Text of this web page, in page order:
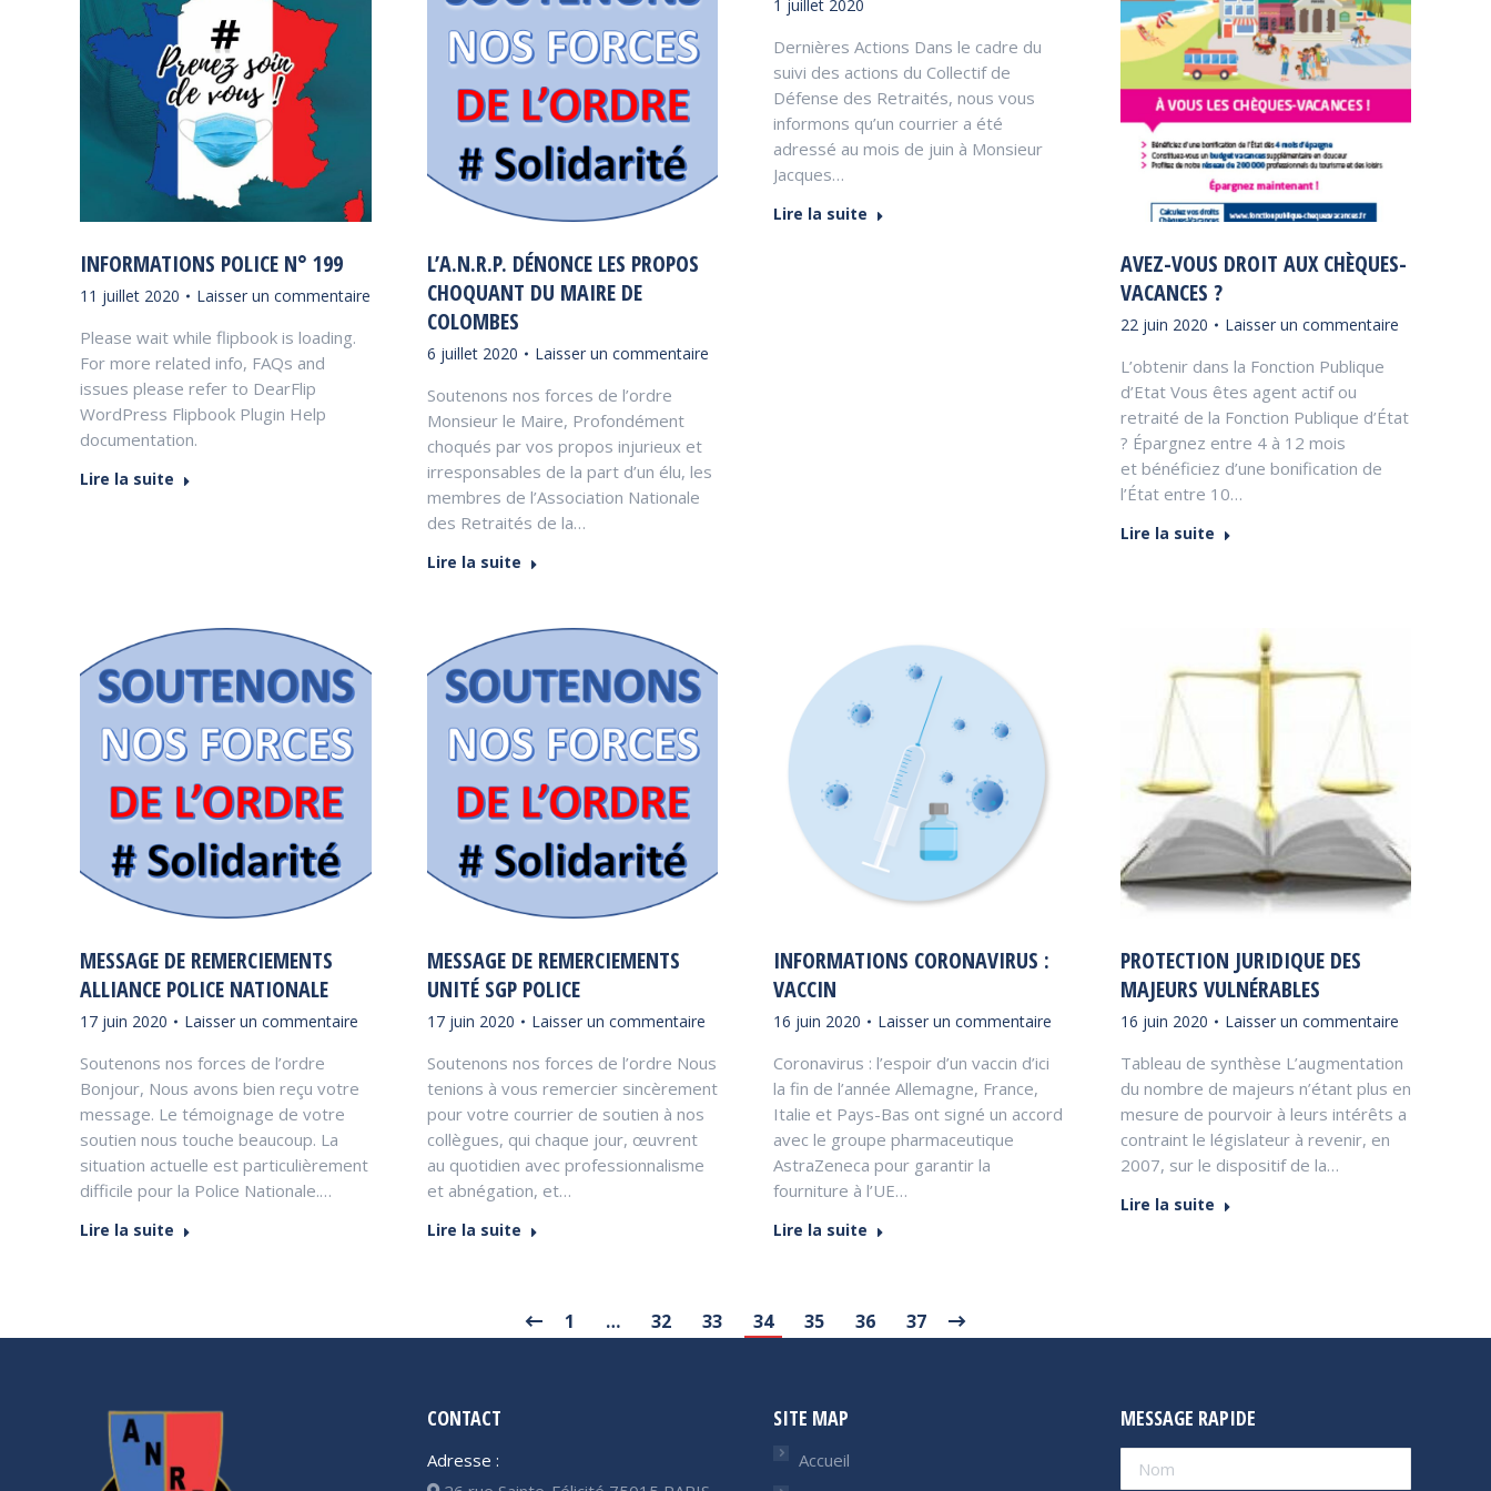
INFORMATIONS POLICE N° 199
11 juillet 2020 Laisser un commentaire
Please wait while flipbook is loading.
For more related info, FAQs and
issues please refer to DearFlip
WordPress Flipbook Plugin Help
documentation.
Lire la suite
L’A.N.R.P. DÉNONCE LES PROPOS
CHOQUANT DU MAIRE DE
COLOMBES
6 juillet 2020 Laisser un commentaire
Soutenons nos forces de l’ordre
Monsieur le Maire, Profondément
choqués par vos propos injurieux et
irresponsables de la part d’un élu, les
membres de l’Association Nationale
des Retraités de la…
Lire la suite
1 juillet 2020
Dernières Actions Dans le cadre du
suivi des actions du Collectif de
Défense des Retraités, nous vous
informons qu’un courrier a été
adressé au mois de juin à Monsieur
Jacques…
Lire la suite
AVEZ-VOUS DROIT AUX CHÈQUES-
VACANCES ?
22 juin 2020 Laisser un commentaire
L’obtenir dans la Fonction Publique
d’Etat Vous êtes agent actif ou
retraité de la Fonction Publique d’État
? Épargnez entre 4 à 12 mois
et bénéficiez d’une bonification de
l’État entre 10…
Lire la suite
MESSAGE DE REMERCIEMENTS
ALLIANCE POLICE NATIONALE
17 juin 2020 Laisser un commentaire
Soutenons nos forces de l’ordre
Bonjour, Nous avons bien reçu votre
message. Le témoignage de votre
soutien nous touche beaucoup. La
situation actuelle est particulièrement
difficile pour la Police Nationale.…
Lire la suite
MESSAGE DE REMERCIEMENTS
UNITÉ SGP POLICE
17 juin 2020 Laisser un commentaire
Soutenons nos forces de l’ordre Nous
tenions à vous remercier sincèrement
pour votre courrier de soutien à nos
collègues, qui chaque jour, œuvrent
au quotidien avec professionnalisme
et abnégation, et…
Lire la suite
INFORMATIONS CORONAVIRUS :
VACCIN
16 juin 2020 Laisser un commentaire
Coronavirus : l’espoir d’un vaccin d’ici
la fin de l’année Allemagne, France,
Italie et Pays-Bas ont signé un accord
avec le groupe pharmaceutique
AstraZeneca pour garantir la
fourniture à l’UE…
Lire la suite
PROTECTION JURIDIQUE DES
MAJEURS VULNÉRABLES
16 juin 2020 Laisser un commentaire
Tableau de synthèse L’augmentation
du nombre de majeurs n’étant plus en
mesure de pourvoir à leurs intérêts a
contraint le législateur à revenir, en
2007, sur le dispositif de la…
Lire la suite
1 … 32 33 34 35 36 37
CONTACT
Adresse :
SITE MAP
Accueil
MESSAGE RAPIDE